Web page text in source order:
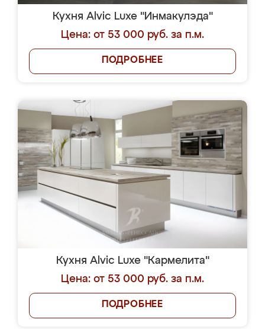
Кухня Alvic Luxe "Инмакулэда"
Цена: от 53 000 руб. за п.м.
ПОДРОБНЕЕ
Кухня Alvic Luxe "Кармелита"
Цена: от 53 000 руб. за п.м.
ПОДРОБНЕЕ